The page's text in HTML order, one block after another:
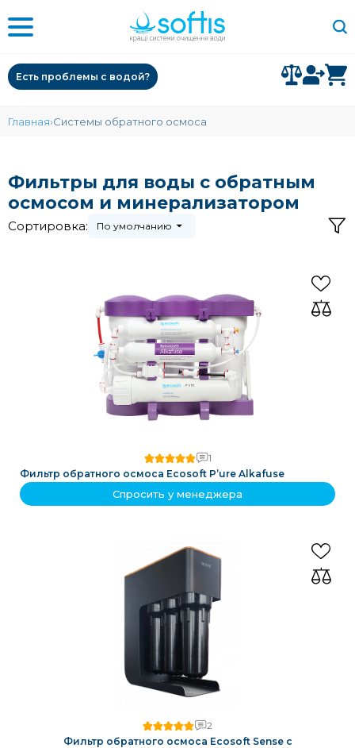
Есть проблемы с водой?
Главная Системы обратного осмоса
Фильтры для воды с обратным
осмосом и минерализатором
Сортировка: По умолчанию
1
Фильтр обратного осмоса Ecosoft P’ure Alkafuse
Спросить у менеджера
2
Фильтр обратного осмоса Ecosoft Sense с